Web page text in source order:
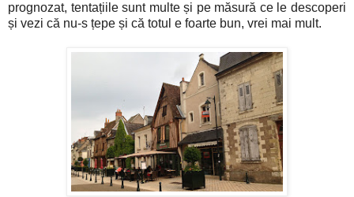
prognozat, tentațiile sunt multe și pe măsură ce le descoperi
și vezi că nu-s țepe și că totul e foarte bun, vrei mai mult.